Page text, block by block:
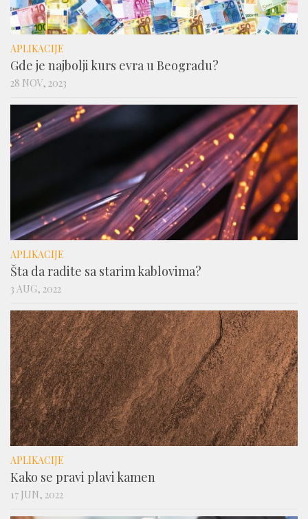
APLIKACIJE
Gde je najbolji kurs evra u Beogradu?
28 NOV, 2023
APLIKACIJE
Šta da radite sa starim kablovima?
3 AUG, 2022
APLIKACIJE
Kako se pravi plavi kamen
17 JUN, 2022